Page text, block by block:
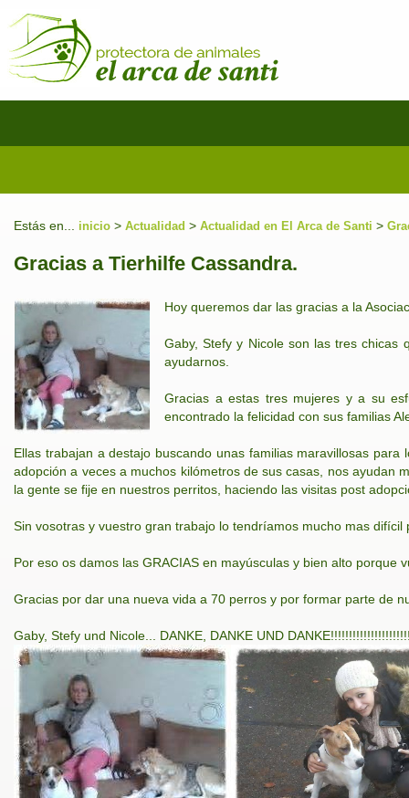
Estás en... inicio > Actualidad > Actualidad en El Arca de Santi >
Gracias a Tierhilfe Cassandra.
Hoy queremos dar las gracias a la
Gaby, Stefy y Nicole son las tres
ayudarnos.
Gracias a estas tres mujeres y a su
encontrado la felicidad con sus familias
Ellas trabajan a destajo buscando unas familias maravillosas
adopción a veces a muchos kilómetros de sus casas, nos ayudan
la gente se fije en nuestros perritos, haciendo las visitas post
Sin vosotras y vuestro gran trabajo lo tendríamos mucho mas difícil
Por eso os damos las GRACIAS en mayúsculas y bien alto
Gracias por dar una nueva vida a 70 perros y por formar parte de
Gaby, Stefy und Nicole... DANKE, DANKE UND